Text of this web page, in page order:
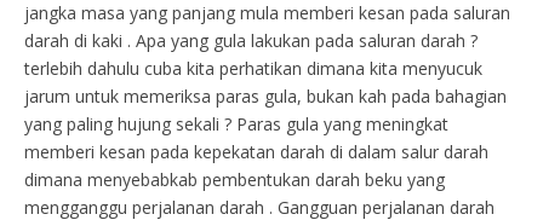
jangka masa yang panjang mula memberi kesan pada saluran
darah di kaki . Apa yang gula lakukan pada saluran darah ?
terlebih dahulu cuba kita perhatikan dimana kita menyucuk
jarum untuk memeriksa paras gula, bukan kah pada bahagian
yang paling hujung sekali ? Paras gula yang meningkat
memberi kesan pada kepekatan darah di dalam salur darah
dimana menyebabkab pembentukan darah beku yang
mengganggu perjalanan darah . Gangguan perjalanan darah